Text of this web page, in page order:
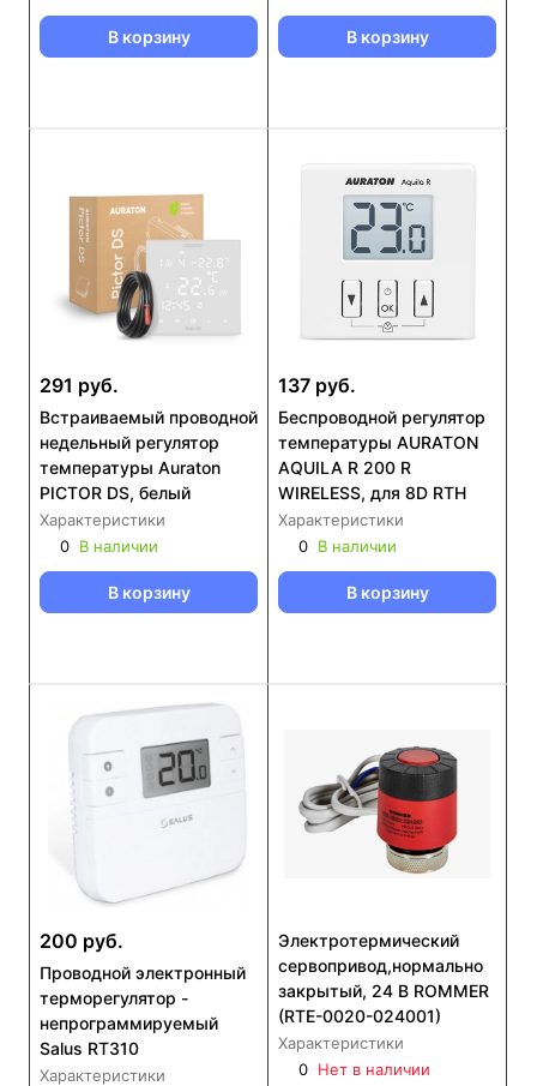
В корзину В корзину
291 руб.
Встраиваемый проводной
недельный регулятор
температуры Auraton
PICTOR DS, белый
Характеристики
0 В наличии
В корзину
137 руб.
Беcпроводной регулятор
температуры AURATON
AQUILA R 200 R
WIRELESS, для 8D RTH
Характеристики
0 В наличии
В корзину
200 руб.
Проводной электронный
терморегулятор -
непрограммируемый
Salus RT310
Характеристики
Электротермический
сервопривод,нормально
закрытый, 24 В ROMMER
(RTE-0020-024001)
Характеристики
0 Нет в наличии